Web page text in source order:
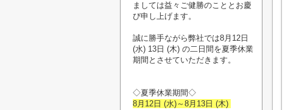
ましては益々ご健勝のこととお慶
び申し上げます。
誠に勝手ながら弊社では8月12日
(水) 13日 (木) の二日間を夏季休業
期間とさせていただきます。
◇夏季休業期間◇
8月12日 (水)～8月13日 (木)